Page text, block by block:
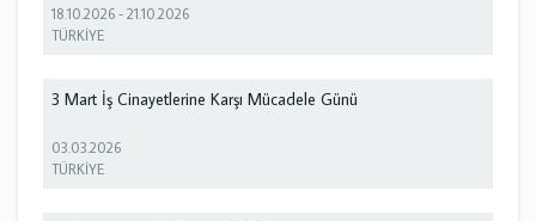
18.10.2026 -21.10.2026
TÜRKİYE
3 Mart İş Cinayetlerine Karşı Mücadele Günü
03.03.2026
TÜRKİYE